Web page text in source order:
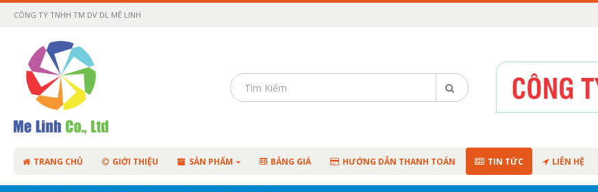
CÔNG TY TNHH TM DV DL MÊ LINH
TRANG CHỦ GIỚI THIỆU SẢN PHẨM BẢNG GIÁ HƯỚNG DẪN THANH TOÁN TIN TỨC LIÊN HỆ